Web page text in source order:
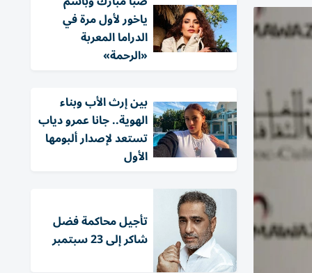
ياخور لأول مرة في
الدراما المعربة
«الرحمة»
بين إرث الأب وبناء
الهوية.. جانا عمرو دياب
تستعد لإصدار ألبومها
الأول
تأجيل محاكمة فضل
شاكر إلى 23 سبتمبر